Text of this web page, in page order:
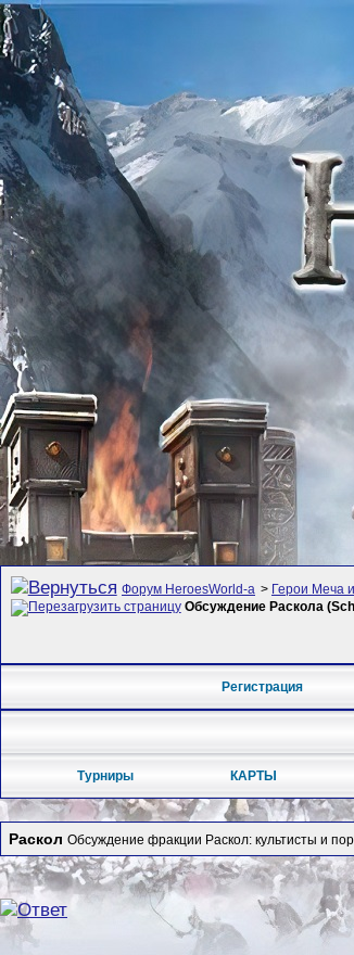
Форум HeroesWorld-а > Герои Меча
Обсуждение Раскола
Регистрация
Турниры КАРТЫ
Раскол Обсуждение фракции Раскол: культисты и